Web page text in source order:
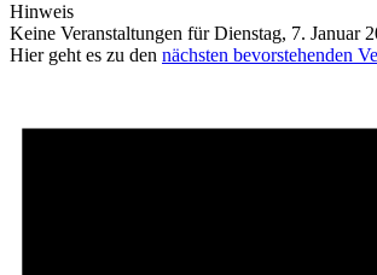
Hinweis
Keine Veranstaltungen für Dienstag, 7. Januar
Hier geht es zu den nächsten bevorstehenden